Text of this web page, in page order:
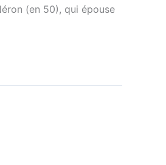
(en 50), qui épouse